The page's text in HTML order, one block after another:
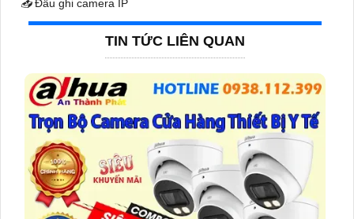
📥Đầu ghi camera IP
TIN TỨC LIÊN QUAN